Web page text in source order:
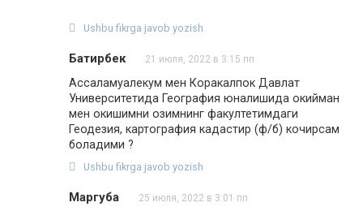
Ushbu fikrga javob yozish
Батирбек 21 июля, 2022 в 3:15 пп
Ассаламуалекум мен Коракалпок Давлат
Университетида География юналишида окийман
мен окишимни озимнинг факултетимдаги
Геодезия, картография кадастир (ф/б) кочирсам
боладими ?
Ushbu fikrga javob yozish
Маргуба 25 июля, 2022 в 3:01 пп